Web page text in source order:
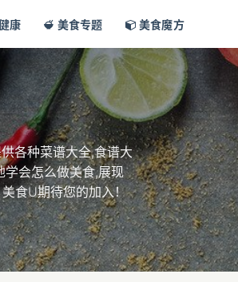
康 美食专题 美食魔方
各种菜谱大全,食谱大
学会怎么做美食,展现
食U期待您的加入！